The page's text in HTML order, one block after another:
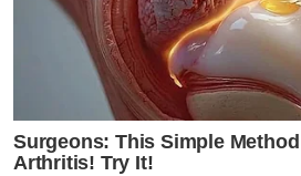
Surgeons: This Simple
Arthritis! Try It!